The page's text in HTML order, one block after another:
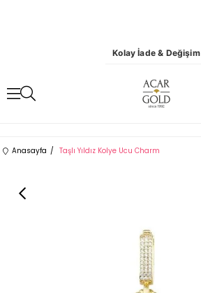
Kolay İade & Değişim
Anasayfa Taşlı Yıldız Kolye Ucu Charm